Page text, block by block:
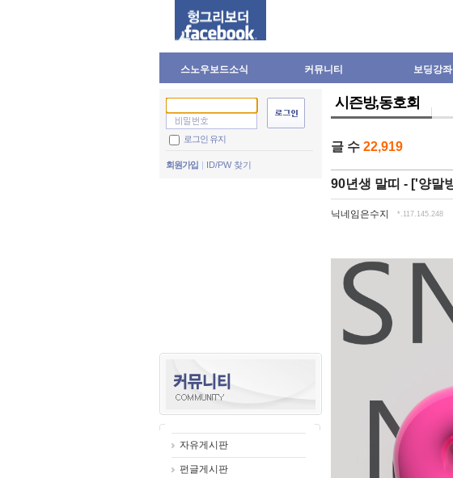
스노우보드소식 커뮤니티 보딩강좌
로그인 유지
회원가입 ID/PW 찾기
자유게시판
펀글게시판
시즌방,동호회
글 수 22,919
90년생 말띠 - ['양말
닉네임은수지 *.117.145.248